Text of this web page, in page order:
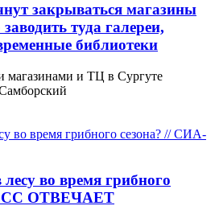
закрываться магазины
туда галереи,
библиотеки
магазинами и ТЦ в Сургуте
во время грибного
ОТВЕЧАЕТ